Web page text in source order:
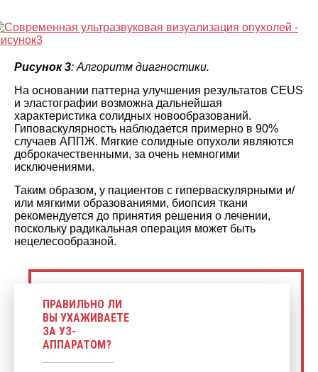
Рисунок 3: Алгоритм диагностики.
На основании паттерна улучшения результатов CEUS
и эластографии возможна дальнейшая
характеристика солидных новообразований.
Гиповаскулярность наблюдается примерно в 90%
случаев АППЖ. Мягкие солидные опухоли являются
доброкачественными, за очень немногими
исключениями.
Таким образом, у пациентов с гиперваскулярными и/
или мягкими образованиями, биопсия ткани
рекомендуется до принятия решения о лечении,
поскольку радикальная операция может быть
нецелесообразной.
ПРАВИЛЬНО ЛИ
ВЫ УХАЖИВАЕТЕ
ЗА УЗ-
АППАРАТОМ?